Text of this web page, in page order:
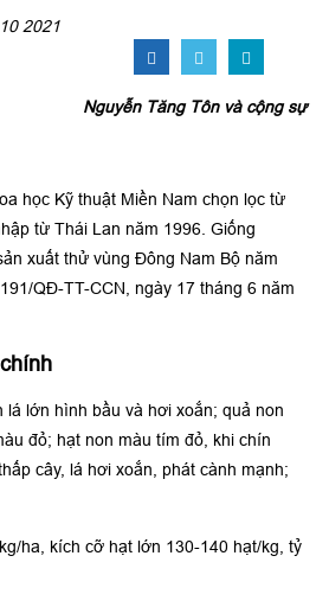
2021
Nguyễn Tăng Tôn và cộng sự
học Kỹ thuật Miền Nam chọn lọc từ
từ Thái Lan năm 1996. Giống
xuất thử vùng Đông Nam Bộ năm
QĐ-TT-CCN, ngày 17 tháng 6 năm
lá lớn hình bầu và hơi xoắn; quả non
đỏ; hạt non màu tím đỏ, khi chín
cây, lá hơi xoắn, phát cành mạnh;
ha, kích cỡ hạt lớn 130-140 hạt/kg, tỷ